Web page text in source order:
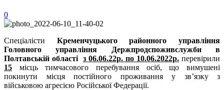
0
Спеціалісти Кременчуцького районного управління
Головного управління Держпродспоживслужби в
Полтавській області з 06.06.22р. по 10.06.2022р. перевірили
15 місць тимчасового перебування осіб, що вимушені
покинути місця постійного проживання у зв’язку з
військовою агресією Російської Федерації.